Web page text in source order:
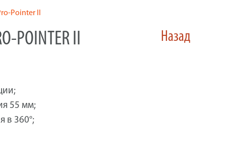
Pointer II
Назад
POINTER II
55 мм;
в 360°;